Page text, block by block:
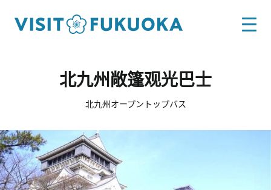
北九州敞篷观光巴士
北九州オープントップバス